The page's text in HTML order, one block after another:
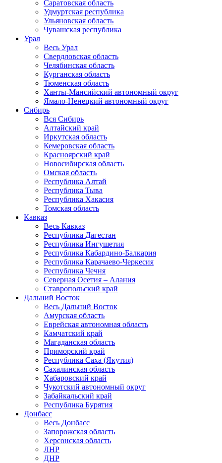
Саратовская область
Удмуртская республика
Ульяновская область
Чувашская республика
Урал
Весь Урал
Свердловская область
Челябинская область
Курганская область
Тюменская область
Ханты-Мансийский автономный округ
Ямало-Ненецкий автономный округ
Сибирь
Вся Сибирь
Алтайский край
Иркутская область
Кемеровская область
Красноярский край
Новосибирская область
Омская область
Республика Алтай
Республика Тыва
Республика Хакасия
Томская область
Кавказ
Весь Кавказ
Республика Дагестан
Республика Ингушетия
Республика Кабардино-Балкария
Республика Карачаево-Черкесия
Республика Чечня
Северная Осетия – Алания
Ставропольский край
Дальний Восток
Весь Дальний Восток
Амурская область
Еврейская автономная область
Камчатский край
Магаданская область
Приморский край
Республика Саха (Якутия)
Сахалинская область
Хабаровский край
Чукотский автономный округ
Забайкальский край
Республика Бурятия
Донбасс
Весь Донбасс
Запорожская область
Херсонская область
ЛНР
ДНР